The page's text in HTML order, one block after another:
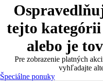
tejto
alebo je
Pre zobrazenie platných
vyhľadajte
Špeciálne ponuky